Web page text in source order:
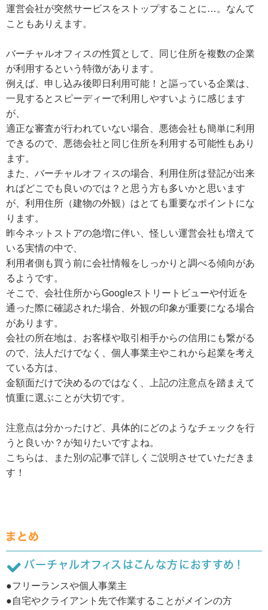
運営会社が突然サービスをストップすることに…。なんて
こともありえます。
バーチャルオフィスの性質として、同じ住所を複数の企業
が利用するという特徴があります。
例えば、申し込み後即日利用可能！と謳っている企業は、
一見するとスピーディーで利用しやすいように感じます
が、
適正な審査が行われていない場合、悪徳会社も簡単に利用
できるので、悪徳会社と同じ住所を利用する可能性もあり
ます。
また、バーチャルオフィスの場合、利用住所は登記が出来
ればどこでも良いのでは？と思う方も多いかと思います
が、利用住所（建物の外観）はとても重要なポイントにな
ります。
昨今ネットストアの急増に伴い、怪しい運営会社も増えて
いる実情の中で、
利用者側も買う前に会社情報をしっかりと調べる傾向があ
るようです。
そこで、会社住所からGoogleストリートビューや付近を
通った際に確認された場合、外観の印象が重要になる場合
があります。
会社の所在地は、お客様や取引相手からの信用にも繋がる
ので、法人だけでなく、個人事業主やこれから起業を考え
ている方は、
金額面だけで決めるのではなく、上記の注意点を踏まえて
慎重に選ぶことが大切です。
注意点は分かったけど、具体的にどのようなチェックを行
うと良いか？が知りたいですよね。
こちらは、また別の記事で詳しくご説明させていただきま
す！
まとめ
バーチャルオフィスはこんな方におすすめ！
●フリーランスや個人事業主
●自宅やクライアント先で作業することがメインの方